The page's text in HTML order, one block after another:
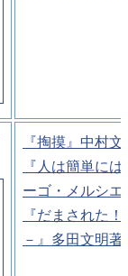
『掏摸』中村
『人は簡単に
ーゴ・メルシ
『だまされた
－』多田文明